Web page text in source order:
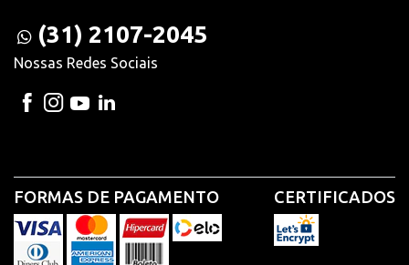
(31) 2107-2045
Nossas Redes Sociais
FORMAS DE PAGAMENTO CERTIFICADOS